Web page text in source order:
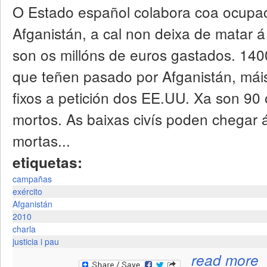
O Estado español colabora coa
Afganistán, a cal non deixa de matar
son os millóns de euros gastados.
que teñen pasado por Afganistán,
fixos a petición dos EE.UU. Xa son
mortos. As baixas civís poden chegar
mortas...
etiquetas:
campañas
exército
Afganistán
2010
charla
justicia i pau
read more